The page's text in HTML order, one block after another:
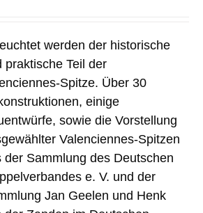
werden der historische
praktische Teil der
Spitze. Über 30
einige
sowie die Vorstellung
Valenciennes-Spitzen
der Sammlung des Deutschen
e. V. und der
Jan Geelen und Henk